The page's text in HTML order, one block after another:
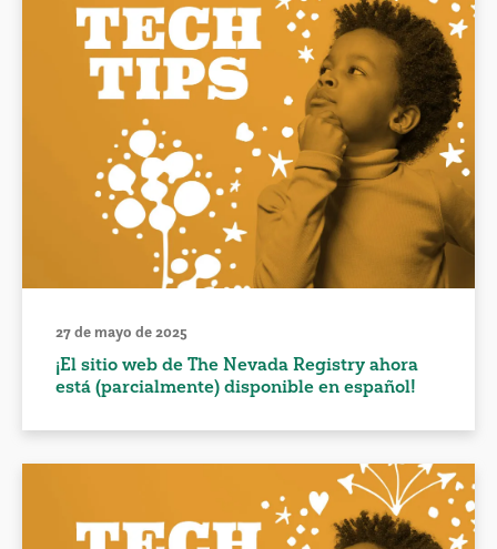
27 de mayo de 2025
¡El sitio web de The Nevada Registry ahora
está (parcialmente) disponible en español!